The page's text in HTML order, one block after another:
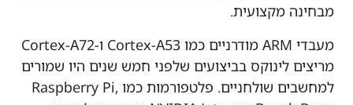
מבחינה מקצועית.
מעבדי ARM מודרניים כמו Cortex-A53 ו-Cortex-A72
מריצים לינוקס בביצועים שלפני חמש שנים היו שמורים
למחשבים שולחניים. פלטפורמות כמו Raspberry Pi,